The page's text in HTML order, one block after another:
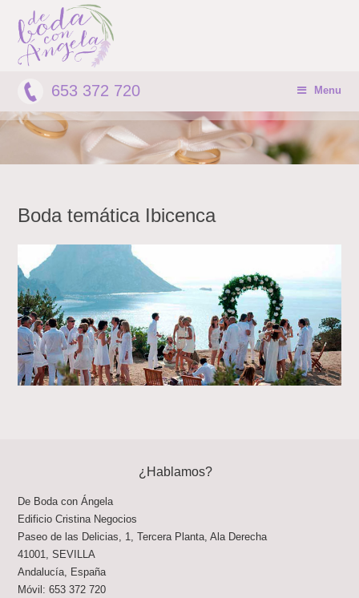
653 372 720 Menu
Boda temática Ibicenca
¿Hablamos?
De Boda con Ángela
Edificio Cristina Negocios
Paseo de las Delicias, 1, Tercera Planta, Ala Derecha
41001,SEVILLA
Andalucía, España
Móvil:653 372 720